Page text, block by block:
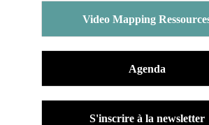
Video Mapping
Agenda
S'inscrire à la newsletter